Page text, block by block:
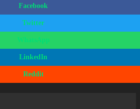
Facebook
Twitter
WhatsApp
LinkedIn
Reddit